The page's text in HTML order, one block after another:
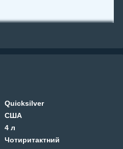
Quicksilver
США
4 л
Чотиритактний